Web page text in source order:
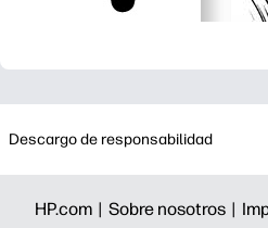
Descargo de responsabilidad
HP.com | Sobre nosotros |